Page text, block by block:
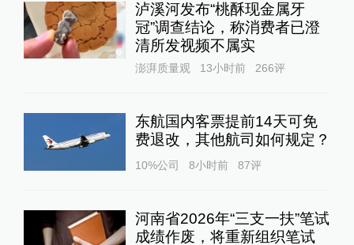
泸溪河发布“桃酥现金属牙
冠”调查结论，称消费者已澄
清所发视频不属实
澎湃质量观 13小时前 266评
东航国内客票提前14天可免
费退改，其他航司如何规定？
10%公司 8小时前 87评
河南省2026年“三支一扶”笔试
成绩作废，将重新组织笔试